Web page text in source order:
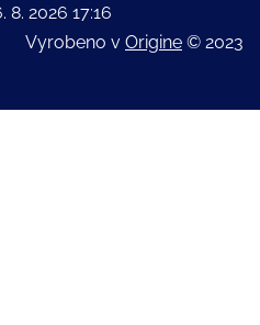
2026 17:16
Vyrobeno v Origine © 2023